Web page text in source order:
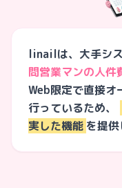
linailは、大手シ
問営業マンの人件
Web限定で直接オ
行っているため、
実した機能 を提供